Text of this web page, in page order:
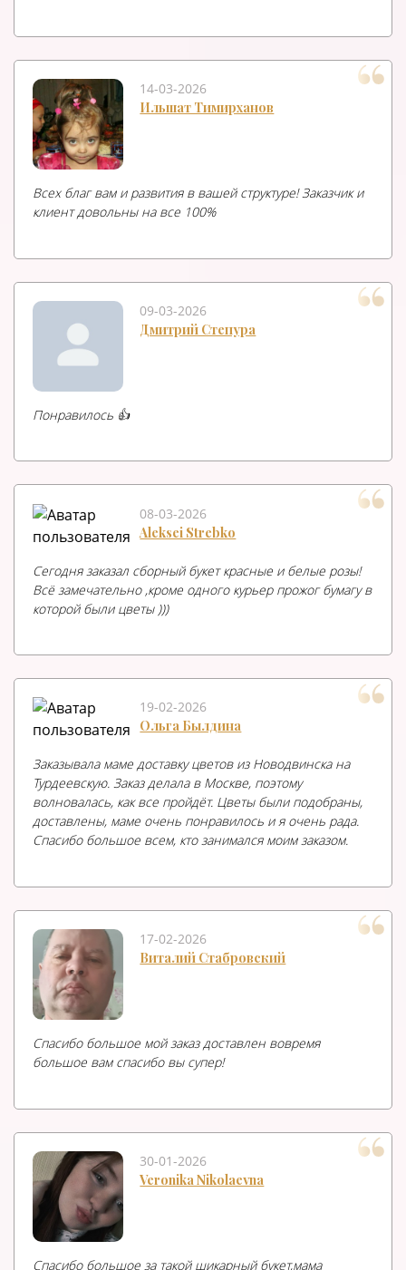
14-03-2026
Ильшат Тимирханов
Всех благ вам и развития в вашей структуре! Заказчик и
клиент довольны на все 100%
09-03-2026
Дмитрий Степура
Понравилось 👍
08-03-2026
Aleksei Strebko
Сегодня заказал сборный букет красные и белые розы!
Всё замечательно ,кроме одного курьер прожог бумагу в
которой были цветы )))
19-02-2026
Ольга Былдина
Заказывала маме доставку цветов из Новодвинска на
Турдеевскую. Заказ делала в Москве, поэтому
волновалась, как все пройдёт. Цветы были подобраны,
доставлены, маме очень понравилось и я очень рада.
Спасибо большое всем, кто занимался моим заказом.
17-02-2026
Виталий Стабровский
Спасибо большое мой заказ доставлен вовремя
большое вам спасибо вы супер!
30-01-2026
Veronika Nikolaevna
Спасибо большое за такой шикарный букет,мама